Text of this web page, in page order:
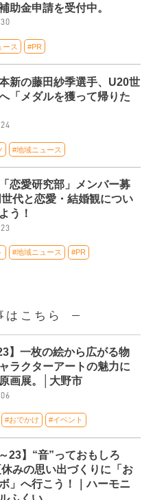
助金申請を受付中。
ース #PR
新の藤田紗季選手、U20世
「メダルを獲って帰りた
#地域ニュース
恋愛研究部」メンバー募
代と恋愛・結婚観につい
う！
#地域ニュース #PR
はこちら
】一枚の絵から広がる物
ラクターアートの魅力に
画展。│大野市
#おでかけ #イベント
23】“音”っておもしろ
みの思い出づくりに「お
」へ行こう！｜ハーモニ